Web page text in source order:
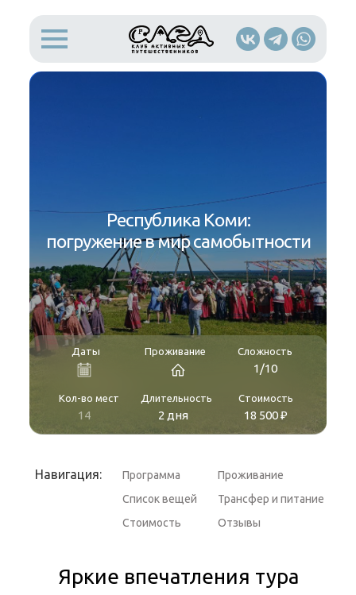
Даты Проживание Сложность
Кол-во мест Длительность
1/10
14 2 дня
Стоимость
18 500 ₽
Республика Коми:
погружение в мир самобытности
Навигация: Программа
Проживание
Трансфер и питание
Список вещей
Стоимость
Отзывы
Яркие впечатления тура